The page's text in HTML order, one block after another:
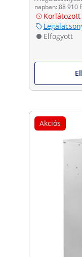
napban: 88 910
Elfogyott
Akciós